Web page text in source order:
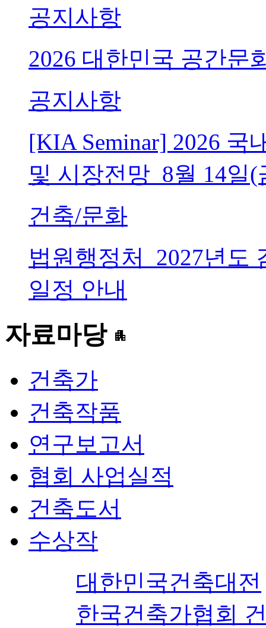
공지사항
2026 대한민국 공간문
공지사항
[KIA Seminar] 2026 국
및 시장전망_8월 14일(
건축/문화
법원행정처_2027년도
일정 안내
자료마당 apartment
건축가
건축작품
연구보고서
협회 사업실적
건축도서
수상작
대한민국건축대전
한국건축가협회